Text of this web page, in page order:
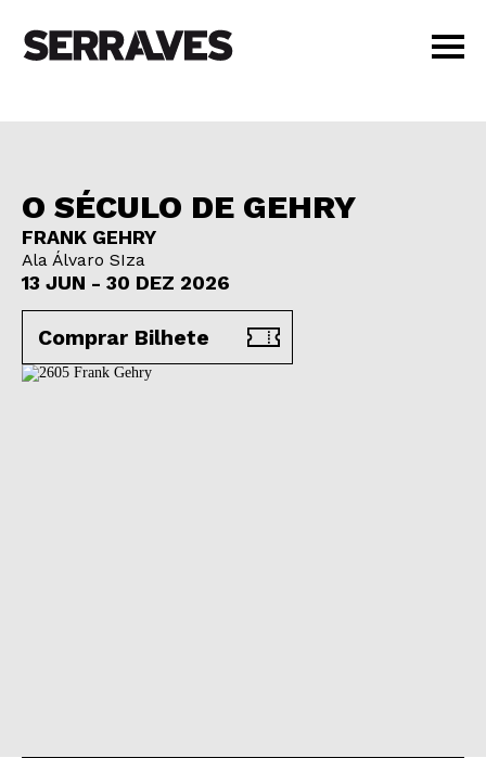
VISITAR
LOJA
PT | EN
BILHETES
AMIGOS
O SÉCULO DE GEHRY
FRANK GEHRY
Ala Álvaro SIza
13 JUN - 30 DEZ 2026
Comprar Bilhete